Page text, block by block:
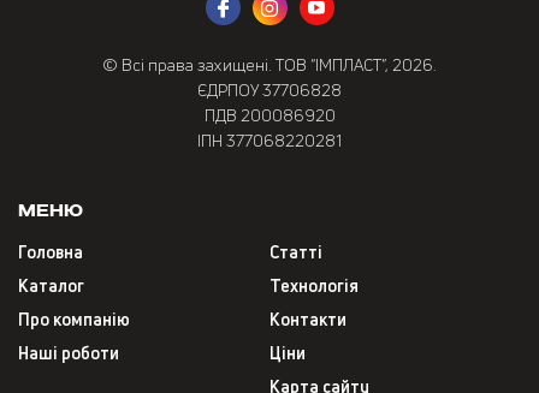
© Всі права захищені. ТОВ “ІМПЛАСТ”, 2026.
ЄДРПОУ 37706828
ПДВ 200086920
ІПН 377068220281
Меню
Головна
Каталог
Про компанію
Наші роботи
Статті
Технологія
Контакти
Ціни
Карта сайту